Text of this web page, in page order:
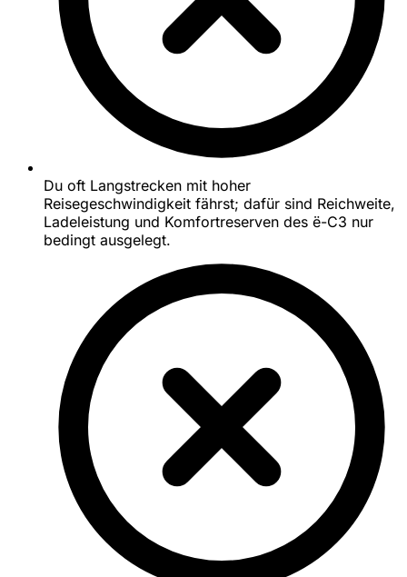
Du oft Langstrecken mit hoher
Reisegeschwindigkeit fährst; dafür sind Reichweite,
Ladeleistung und Komfortreserven des ë-C3 nur
bedingt ausgelegt.